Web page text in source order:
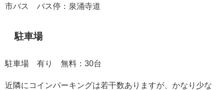
市バス バス停：泉涌寺道
駐車場
駐車場 有り 無料：30台
近隣にコインパーキングは若干数ありますが、かなり少な